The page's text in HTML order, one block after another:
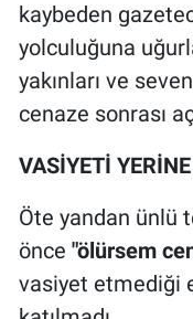
kaybeden
yolculuğuna
yakınları ve
cenaze sonrası
VASİYETİ
Öte yandan ünlü
önce "ölürsem
vasiyet etmediği